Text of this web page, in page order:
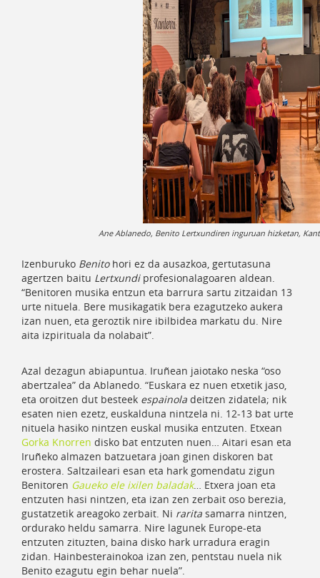
Ane Ablanedo, Benito Lertxundiren inguruan hizketan,
Izenburuko Benitohori ez da ausazkoa, gertutasuna
agertzen baitu Lertxundiprofesionalagoaren aldean.
“Benitoren musika entzun eta barrura sartu zitzaidan 13
urte nituela. Bere musikagatik bera ezagutzeko aukera
izan nuen, eta geroztik nire ibilbidea markatu du. Nire
aita izpirituala da nolabait”.
Azal dezagun abiapuntua. Iruñean jaiotako neska “oso
abertzalea” da Ablanedo. “Euskara ez nuen etxetik jaso,
eta oroitzen dut besteek espainola deitzen zidatela; nik
esaten nien ezetz, euskalduna nintzela ni. 12-13 bat urte
nituela hasiko nintzen euskal musika entzuten. Etxean
Gorka Knorren disko bat entzuten nuen… Aitari esan eta
Iruñeko almazen batzuetara joan ginen diskoren bat
erostera. Saltzaileari esan eta hark gomendatu zigun
Benitoren Gaueko ele ixilen baladak… Etxera joan eta
entzuten hasi nintzen, eta izan zen zerbait oso berezia,
gustatzetik areagoko zerbait. Ni rarita samarra nintzen,
ordurako heldu samarra. Nire lagunek Europe-eta
entzuten zituzten, baina disko hark urradura eragin
zidan. Hainbesterainokoa izan zen, pentstau nuela nik
Benito ezagutu egin behar nuela”.